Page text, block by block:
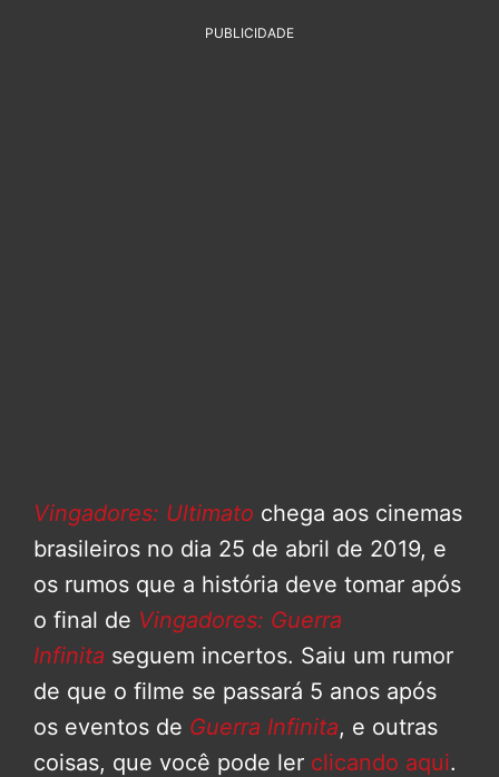
PUBLICIDADE
Vingadores: Ultimato chega aos cinemas
brasileiros no dia 25 de abril de 2019, e
os rumos que a história deve tomar após
o final de Vingadores: Guerra
Infinita seguem incertos. Saiu um rumor
de que o filme se passará 5 anos após
os eventos de Guerra Infinita, e outras
coisas, que você pode ler clicando aqui.